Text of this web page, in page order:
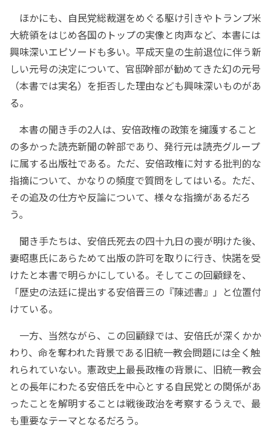
ほかにも、自民党総裁選をめぐる駆け引きやトランプ米
大統領をはじめ各国のトップの実像と肉声など、本書には
興味深いエピソードも多い。平成天皇の生前退位に伴う新
しい元号の決定について、官邸幹部が勧めてきた幻の元号
（本書では実名）を拒否した理由なども興味深いものがあ
る。
本書の聞き手の2人は、安倍政権の政策を擁護すること
の多かった読売新聞の幹部であり、発行元は読売グループ
に属する出版社である。ただ、安倍政権に対する批判的な
指摘について、かなりの頻度で質問をしてはいる。ただ、
その追及の仕方や反論について、様々な指摘があるだろ
う。
聞き手たちは、安倍氏死去の四十九日の喪が明けた後、
妻昭惠氏にあらためて出版の許可を取りに行き、快諾を受
けたと本書で明らかにしている。そしてこの回顧録を、
「歴史の法廷に提出する安倍晋三の『陳述書』」と位置付
けている。
一方、当然ながら、この回顧録では、安倍氏が深くかか
わり、命を奪われた背景である旧統一教会問題には全く触
れられていない。憲政史上最長政権の背景に、旧統一教会
との長年にわたる安倍氏を中心とする自民党との関係があ
ったことを解明することは戦後政治を考察するうえで、最
も重要なテーマとなるだろう。